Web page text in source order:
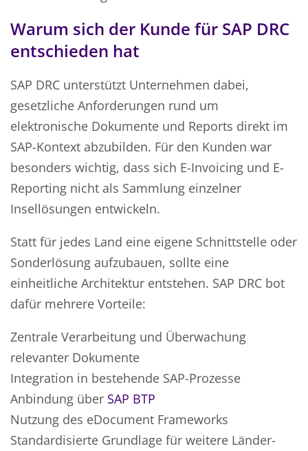
Warum sich der Kunde für SAP DRC
entschieden hat
SAP DRC unterstützt Unternehmen dabei,
gesetzliche Anforderungen rund um
elektronische Dokumente und Reports direkt im
SAP-Kontext abzubilden. Für den Kunden war
besonders wichtig, dass sich E-Invoicing und E-
Reporting nicht als Sammlung einzelner
Insellösungen entwickeln.
Statt für jedes Land eine eigene Schnittstelle oder
Sonderlösung aufzubauen, sollte eine
einheitliche Architektur entstehen. SAP DRC bot
dafür mehrere Vorteile:
Zentrale Verarbeitung und Überwachung
relevanter Dokumente
Integration in bestehende SAP-Prozesse
Anbindung über SAP BTP
Nutzung des eDocument Frameworks
Standardisierte Grundlage für weitere Länder-